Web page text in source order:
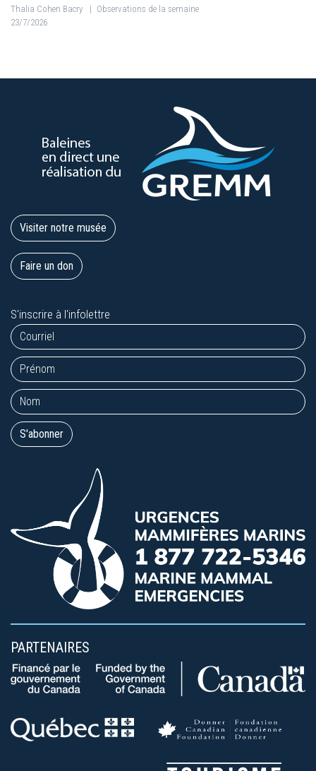
Thalia Cohen Bacry | Observations de la semaine
23/7/2026
Visiter notre musée
Faire un don
S'inscrire à l'infolettre
PARTENAIRES